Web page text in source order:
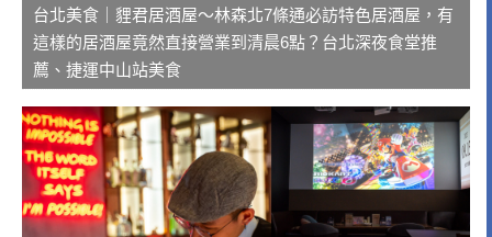
台北美食｜貍君居酒屋～林森北7條通必訪特色居酒屋，有
這樣的居酒屋竟然直接營業到清晨6點？台北深夜食堂推
薦、捷運中山站美食